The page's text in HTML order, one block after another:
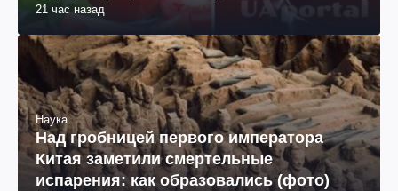
21 час назад
Наука
Над гробницей первого императора
Китая заметили смертельные
испарения: как образовались (фото)